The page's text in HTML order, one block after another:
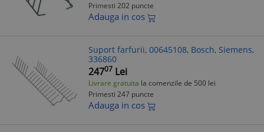
Primesti 202 puncte
Adauga in cos
Suport farfurii, 00645108, Bosch, Siemens,
336860
24707 Lei
Livrare gratuita la comenzile de 500 lei
Primesti 247 puncte
Adauga in cos